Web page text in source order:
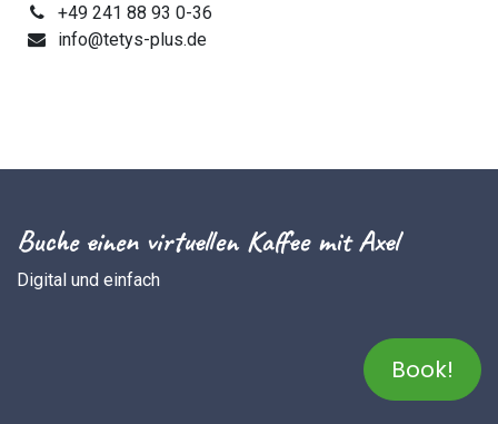
+49 241 88 93 0-36
info@tetys-plus.de
Buche einen virtuellen Kaffee mit Axel
Digital und einfach
Book!